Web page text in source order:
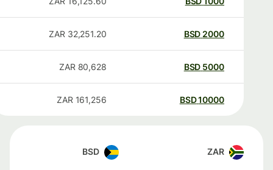
2000
BSD
32,251.20
ZAR
5000
BSD
80,628
ZAR
10000
BSD
161,256
ZAR
ZAR
BSD